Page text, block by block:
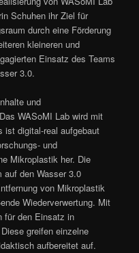
Schuhen ihr Ziel für
durch eine Förderung
kleineren und
Einsatz des Teams
3.0.
und
WASoMI Lab wird mit
ist digital-real aufgebaut
und
Mikroplastik her. Die
auf den Wasser 3.0
von Mikroplastik
Wiederverwertung. Mit
für den Einsatz in
greifen einzelne
aufbereitet auf.